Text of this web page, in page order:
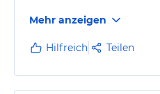
Mehr anzeigen
Hilfreich Teilen